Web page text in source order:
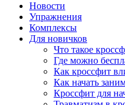
Новости
Упражнения
Комплексы
Для новичков
Что такое
Где можно
Как кроссфит
Как начать
Кроссфит для